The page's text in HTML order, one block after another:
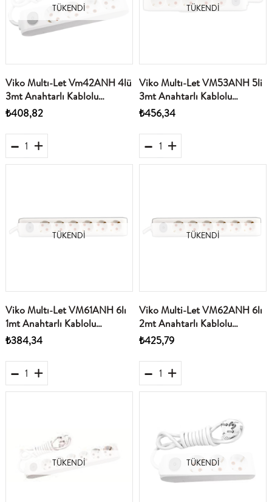
TÜKENDI
Viko Multı-Let Vm42ANH 4lü
3mt Anahtarlı Kablolu
(90117403)
₺408,82
TÜKENDI
Viko Multı-Let VM53ANH 5li
3mt Anahtarlı Kablolu
(90117503)
₺456,34
TÜKENDI
Viko Multı-Let VM61ANH 6lı
1mt Anahtarlı Kablolu
(90117601)
₺384,34
TÜKENDI
Viko Multi-Let VM62ANH 6lı
2mt Anahtarlı Kablolu
(90117602)
₺425,79
TÜKENDI TÜKENDI